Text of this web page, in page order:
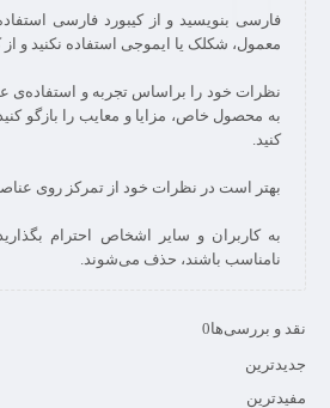
نظرات خود را براساس تجربه و استفاده‌ی
به محصول خاص، مزایا و معایب را بازگو
به کاربران و سایر اشخاص احترام
نامناسب باشند، حذف می‌شوند.
نقد و بررسی‌ها0
جدیدترین
مفیدترین